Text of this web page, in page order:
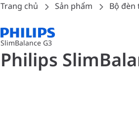
Trang chủ Sản phẩm Bộ đèn
SlimBalance G3
Philips